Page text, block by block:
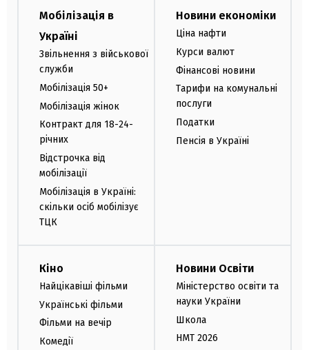
Мобілізація в
Україні
Звільнення з військової
служби
Мобілізація 50+
Мобілізація жінок
Контракт для 18-24-
річних
Відстрочка від
мобілізації
Мобілізація в Україні:
скільки осіб мобілізує
ТЦК
Новини економіки
Ціна нафти
Курси валют
Фінансові новини
Тарифи на комунальні
послуги
Податки
Пенсія в Україні
Кіно
Найцікавіші фільми
Українські фільми
Фільми на вечір
Комедії
Новини Освіти
Міністерство освіти та
науки України
Школа
НМТ 2026